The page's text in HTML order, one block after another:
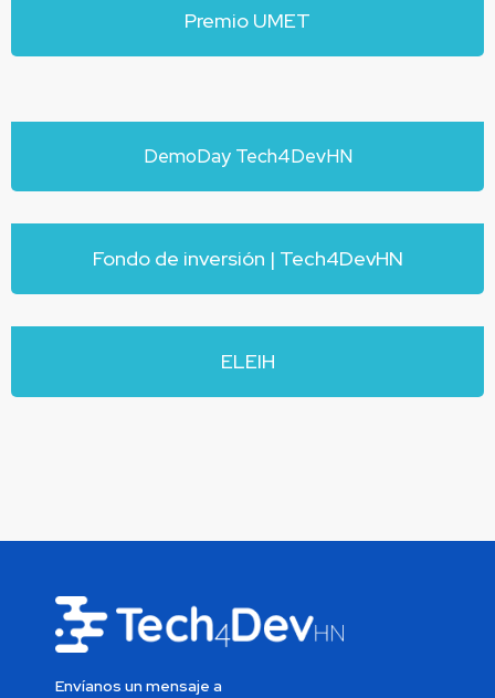
Premio UMET
DemoDay Tech4DevHN
Fondo de inversión | Tech4DevHN
ELEIH
Envíanos un mensaje a